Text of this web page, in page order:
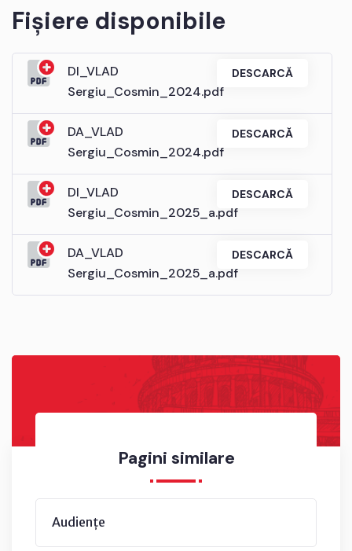
Pagini similare
Audiențe
Fișiere disponibile
DI_VLAD
Sergiu_Cosmin_2024.pdf
DESCARCĂ
DA_VLAD
Sergiu_Cosmin_2024.pdf
DESCARCĂ
DI_VLAD
Sergiu_Cosmin_2025_a.pdf
DESCARCĂ
DA_VLAD
Sergiu_Cosmin_2025_a.pdf
DESCARCĂ